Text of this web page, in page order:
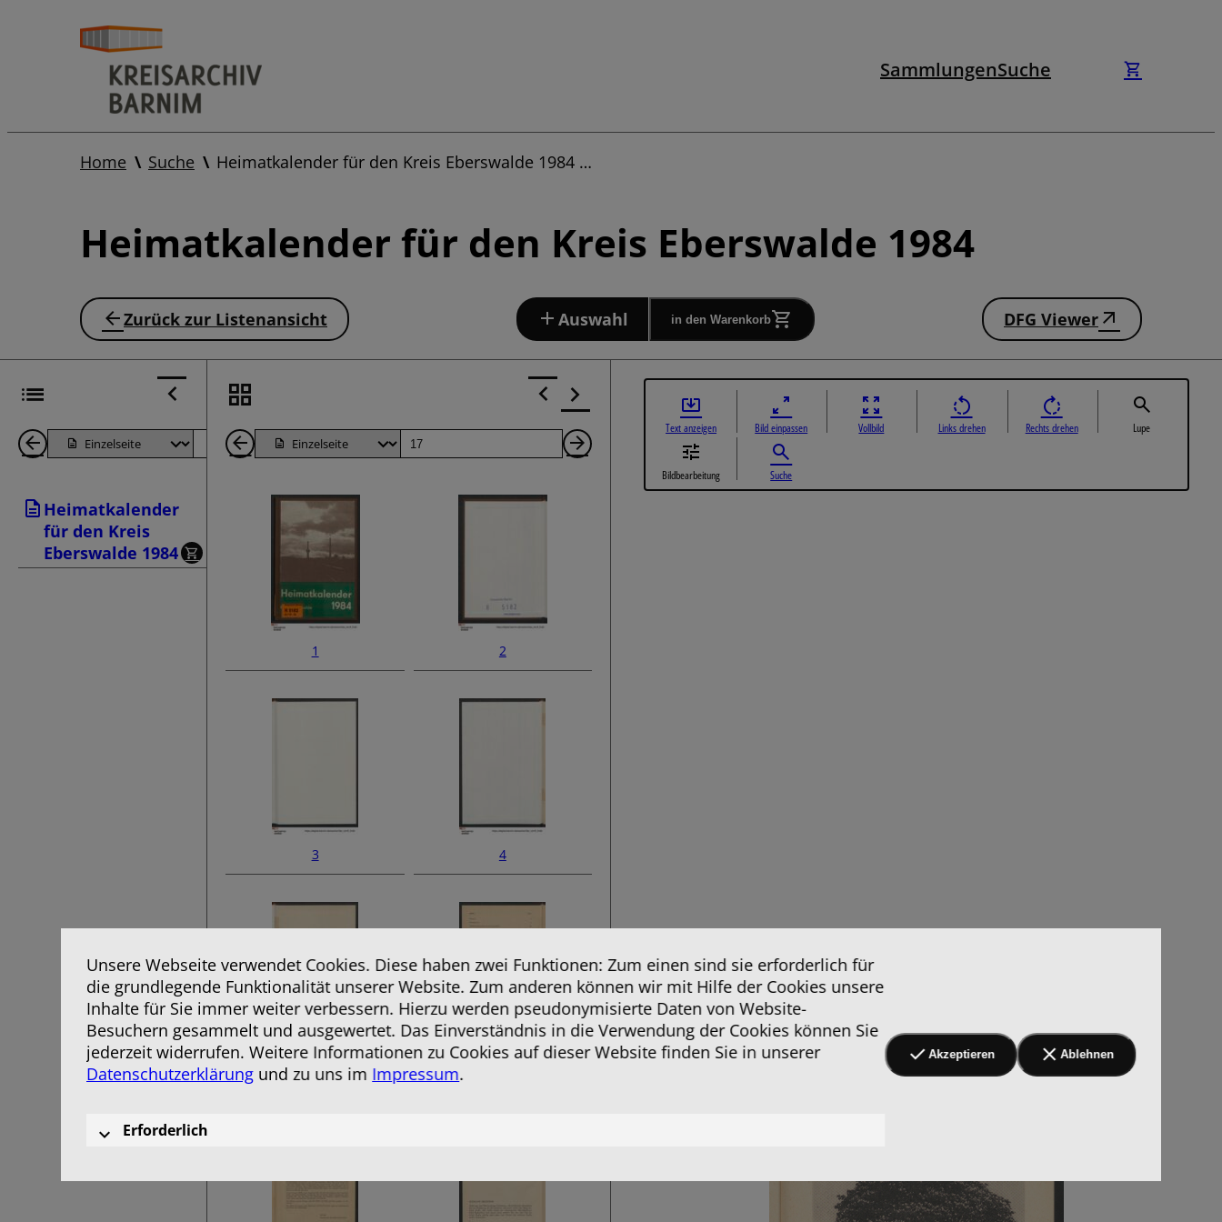
SammlungenSuche
Home Suche Heimatkalender für den Kreis Eberswalde 1984 …
Heimatkalender für den Kreis Eberswalde 1984
Zurück zur Listenansicht Auswahl in den Warenkorb DFG Viewer
1
zurück
Seite
Nächste
Seite
Heimatkalender
für den Kreis
Eberswalde 1984
1
Seiten
zurück
Seite
Nächste
1 2
3 4
5 6
Text anzeigen Bild einpassen Vollbild Links drehen Rechts drehen Lupe
Bildbearbeitung Suche
Unsere Webseite verwendet Cookies. Diese haben zwei Funktionen: Zum einen sind sie erforderlich für
die grundlegende Funktionalität unserer Website. Zum anderen können wir mit Hilfe der Cookies unsere
Inhalte für Sie immer weiter verbessern. Hierzu werden pseudonymisierte Daten von Website-
Besuchern gesammelt und ausgewertet. Das Einverständnis in die Verwendung der Cookies können Sie
jederzeit widerrufen. Weitere Informationen zu Cookies auf dieser Website finden Sie in unserer
Datenschutzerklärung und zu uns im Impressum.
Erforderlich
Akzeptieren Ablehnen